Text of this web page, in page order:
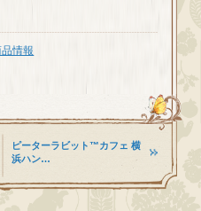
情報
ピーターラビット™カフェ 横
浜ハン…